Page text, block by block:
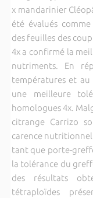
x mandarinier
été évalués comme
des feuilles des
4x a confirmé la
nutriments. En
températures et au
une meilleure
homologues 4x.
citrange Carrizo
carence
tant que porte-
la tolérance du
des résultats
tétraploïdes